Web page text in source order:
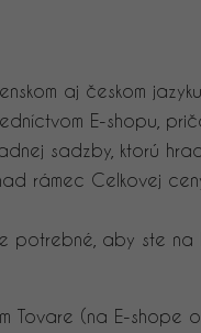
aj českom
E-shopu,
sadzby, ktorú
rámec Celkovej
potrebné, aby ste
Tovare (na E-shope